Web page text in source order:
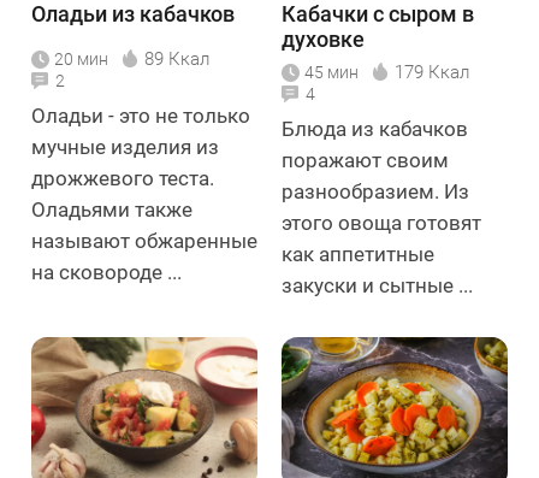
Оладьи из кабачков
20 мин 89 Ккал
2
Оладьи - это не только
мучные изделия из
дрожжевого теста.
Оладьями также
называют обжаренные
на сковороде ...
Кабачки с сыром в
духовке
45 мин 179 Ккал
4
Блюда из кабачков
поражают своим
разнообразием. Из
этого овоща готовят
как аппетитные
закуски и сытные ...